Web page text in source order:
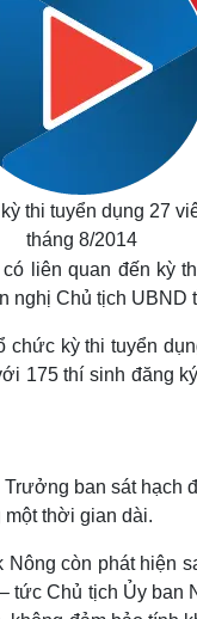
Âm nhạc
Di sản
thi tuyển dụng 27
tháng 8/2014
liên quan đến kỳ
nghị Chủ tịch
chức kỳ thi tuyển
175 thí sinh đăng
ban sát hạch
thời gian dài.
còn phát hiện
tức Chủ tịch Ủy